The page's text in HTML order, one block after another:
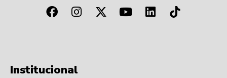
Institucional